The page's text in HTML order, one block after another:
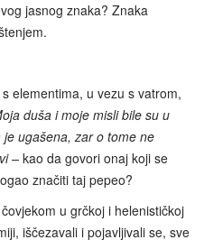
jasnog znaka? Znaka
elementima, u vezu s vatrom,
duša i moje misli bile su u
ugašena, zar o tome ne
– kao da govori onaj koji se
značiti taj pepeo?
u grčkoj i helenističkoj
iščezavali i pojavljivali se, sve